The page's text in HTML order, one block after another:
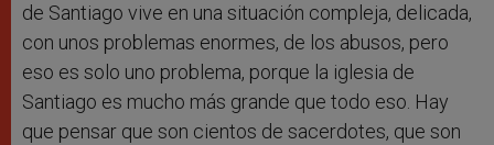
de Santiago vive en una situación compleja, delicada,
con unos problemas enormes, de los abusos, pero
eso es solo uno problema, porque la iglesia de
Santiago es mucho más grande que todo eso. Hay
que pensar que son cientos de sacerdotes, que son